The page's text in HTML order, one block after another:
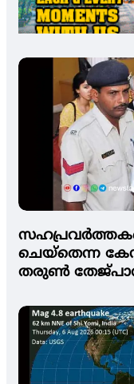
ചെയ്‌തെന്ന
തരുണ്‍ തേജ്പാല്‍